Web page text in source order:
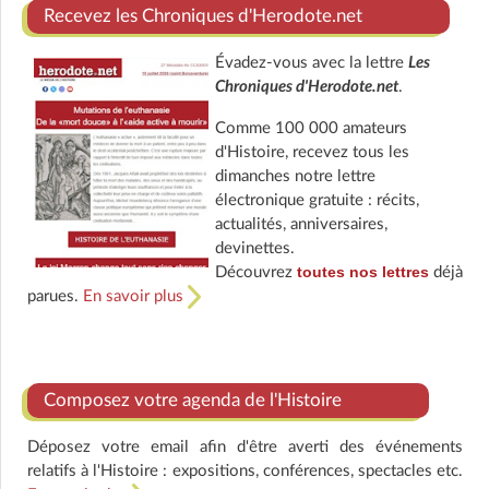
Recevez les Chroniques d'Herodote.net
Évadez-vous avec la lettre Les
Chroniques d'Herodote.net.
Comme 100 000 amateurs
d'Histoire, recevez tous les
dimanches notre lettre
électronique gratuite : récits,
actualités, anniversaires,
devinettes.
Découvrez toutes nos lettresdéjà
parues. En savoir plus
Composez votre agenda de l'Histoire
Déposez votre email afin d'être averti des événements
relatifs à l'Histoire : expositions, conférences, spectacles etc.